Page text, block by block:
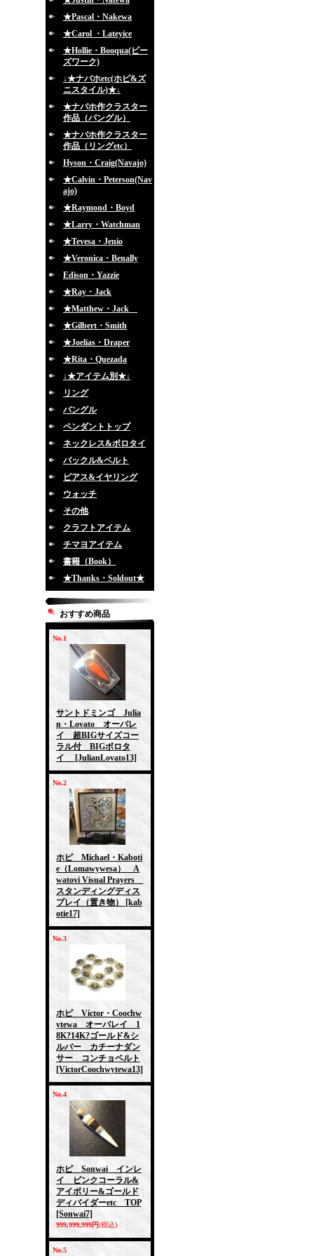
★Pascal・Nakewa
★Carol ・Lateyice
★Hollie・Booqua(ビー
ズワーク)
↓★ナバホetc(ホピ&ズ
ニスタイル)★↓
★ナバホ作クラスター
作品（バングル）
★ナバホ作クラスター
作品（リングetc）
Hyson・Craig(Navajo)
★Calvin・Peterson(Nav
ajo)
★Raymond・Boyd
★Larry・Watchman
★Tevesa・Jenio
★Veronica・Benally
Edison・Yazzie
★Ray・Jack
★Matthew・Jack
★Gilbert・Smith
★Joelias・Draper
★Rita・Quezada
↓★アイテム別★↓
リング
バングル
ペンダントトップ
ネックレス&ボロタイ
バックル&ベルト
ピアス&イヤリング
ウォッチ
その他
クラフトアイテム
チマヨアイテム
書籍（Book）
★Thanks・Soldout★
おすすめ商品
No.1
サントドミンゴ Julia
n・Lovato オーバレ
イ 超BIGサイズコー
ラル付 BIGボロタ
イ
[JulianLovato13]
No.2
ホピ Michael・Kaboti
e（Lomawywesa） A
watovi Visual Prayers
スタンディングディス
プレイ（置き物）
[kab
otie17]
No.3
ホピ Victor・Coochw
ytewa オーバレイ 1
8K?14K?ゴールド&シ
ルバー カチーナダン
サー コンチョベルト
[VictorCoochwytewa13]
No.4
ホピ Sonwai インレ
イ ピンクコーラル&
アイボリー&ゴールド
ディバイダーetc TOP
[Sonwai7]
999,999,999円(税込)
No.5